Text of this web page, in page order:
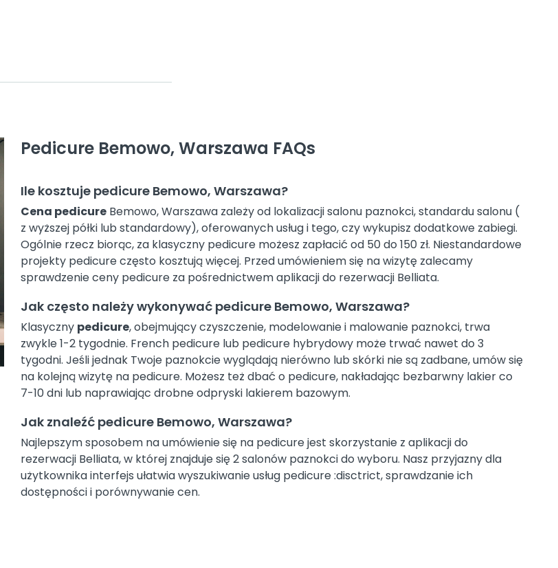
Pedicure Bemowo, Warszawa FAQs
Ile kosztuje pedicure Bemowo, Warszawa?
Cena pedicureBemowo, Warszawa zależy od lokalizacji salonu paznokci, standardu salonu (
z wyższej półki lub standardowy), oferowanych usług i tego, czy wykupisz dodatkowe zabiegi.
Ogólnie rzecz biorąc, za klasyczny pedicure możesz zapłacić od 50 do 150 zł. Niestandardowe
projekty pedicure często kosztują więcej. Przed umówieniem się na wizytę zalecamy
sprawdzenie ceny pedicure za pośrednictwem aplikacji do rezerwacji Belliata.
Jak często należy wykonywać pedicure Bemowo, Warszawa?
Klasyczny pedicure, obejmujący czyszczenie, modelowanie i malowanie paznokci, trwa
zwykle 1-2 tygodnie. French pedicure lub pedicure hybrydowy może trwać nawet do 3
tygodni. Jeśli jednak Twoje paznokcie wyglądają nierówno lub skórki nie są zadbane, umów się
na kolejną wizytę na pedicure. Możesz też dbać o pedicure, nakładając bezbarwny lakier co
7-10 dni lub naprawiając drobne odpryski lakierem bazowym.
Jak znaleźć pedicure Bemowo, Warszawa?
Najlepszym sposobem na umówienie się na pedicure jest skorzystanie z aplikacji do
rezerwacji Belliata, w której znajduje się 2 salonów paznokci do wyboru. Nasz przyjazny dla
użytkownika interfejs ułatwia wyszukiwanie usług pedicure :disctrict, sprawdzanie ich
dostępności i porównywanie cen.